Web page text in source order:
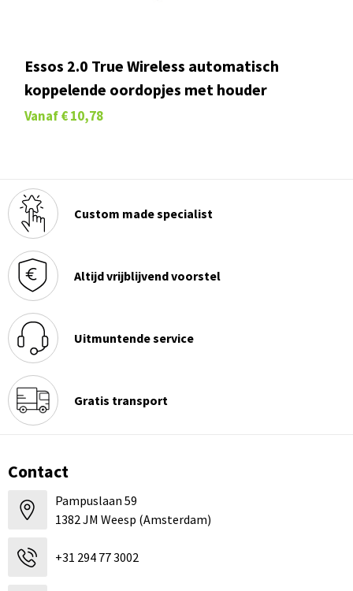
Essos 2.0 True Wireless automatisch
koppelende oordopjes met houder
Vanaf € 10,78
Custom made specialist
Altijd vrijblijvend voorstel
Uitmuntende service
Gratis transport
Contact
Pampuslaan 59
1382 JM Weesp (Amsterdam)
+31 294 77 3002